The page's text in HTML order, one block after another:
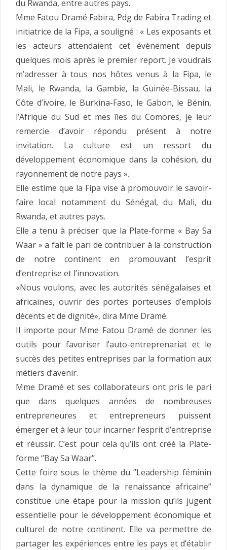
du Rwanda, entre autres pays.
Mme Fatou Dramé Fabira, Pdg de Fabira Trading et
initiatrice de la Fipa, a souligné : « Les exposants et
les acteurs attendaient cet évènement depuis
quelques mois après le premier report. Je voudrais
m’adresser à tous nos hôtes venus à la Fipa, le
Mali, le Rwanda, la Gambie, la Guinée-Bissau, la
Côte d’ivoire, le Burkina-Faso, le Gabon, le Bénin,
l’Afrique du Sud et mes îles du Comores, je leur
remercie d’avoir répondu présent à notre
invitation. La culture est un ressort du
développement économique dans la cohésion, du
rayonnement de notre pays ».
Elle estime que la Fipa vise à promouvoir le savoir-
faire local notamment du Sénégal, du Mali, du
Rwanda, et autres pays.
Elle a tenu à préciser que la Plate-forme « Bay Sa
Waar » a fait le pari de contribuer à la construction
de notre continent en promouvant l’esprit
d’entreprise et l’innovation.
«Nous voulons, avec les autorités sénégalaises et
africaines, ouvrir des portes porteuses d’emplois
décents et de dignité», dira Mme Dramé.
Il importe pour Mme Fatou Dramé de donner les
outils pour favoriser l’auto-entreprenariat et le
succès des petites entreprises par la formation aux
métiers d’avenir.
Mme Dramé et ses collaborateurs ont pris le pari
que dans quelques années de nombreuses
entrepreneures et entrepreneurs puissent
émerger et à leur tour incarner l’esprit d’entreprise
et réussir. C’est pour cela qu’ils ont créé la Plate-
forme ‘’Bay Sa Waar’’.
Cette foire sous le thème du ‘’Leadership féminin
dans la dynamique de la renaissance africaine’’
constitue une étape pour la mission qu’ils jugent
essentielle pour le développement économique et
culturel de notre continent. Elle va permettre de
partager les expériences entre les pays et d’établir